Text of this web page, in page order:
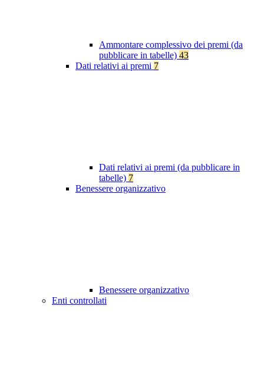
Ammontare complessivo dei premi (da
pubblicare in tabelle) 43
Dati relativi ai premi 7
Dati relativi ai premi (da pubblicare in
tabelle) 7
Benessere organizzativo
Benessere organizzativo
Enti controllati